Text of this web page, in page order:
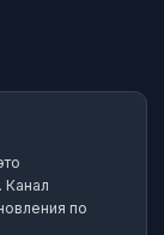
Канал
по